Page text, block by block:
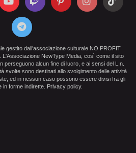
gestito dall'associazione culturale NO PROFIT
. L'Associazione NewType Media, così come il sito
perseguono alcun fine di lucro, e ai sensi del L.n.
svolte sono destinati allo svolgimento delle attività
ed in nessun caso possono essere divisi fra gli
in forme indirette. Privacy policy.